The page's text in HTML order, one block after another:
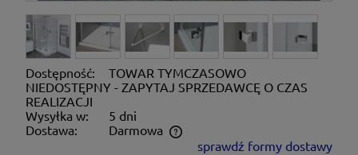
Dostępność:
TOWAR TYMCZASOWO
NIEDOSTĘPNY - ZAPYTAJ SPRZEDAWCĘ O CZAS
REALIZACJI
Wysyłka w:
5 dni
Dostawa:
Darmowa
Cena nie zawiera ewentualnych kosztów płatności
sprawdź formy dostawy